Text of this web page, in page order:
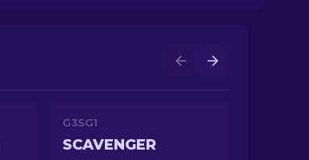
G3SG1
SCAVENGER